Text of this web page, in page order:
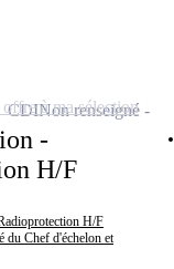
-
H/F
H/F
du Chef d'échelon et
CDINon renseigné
à ma sélection